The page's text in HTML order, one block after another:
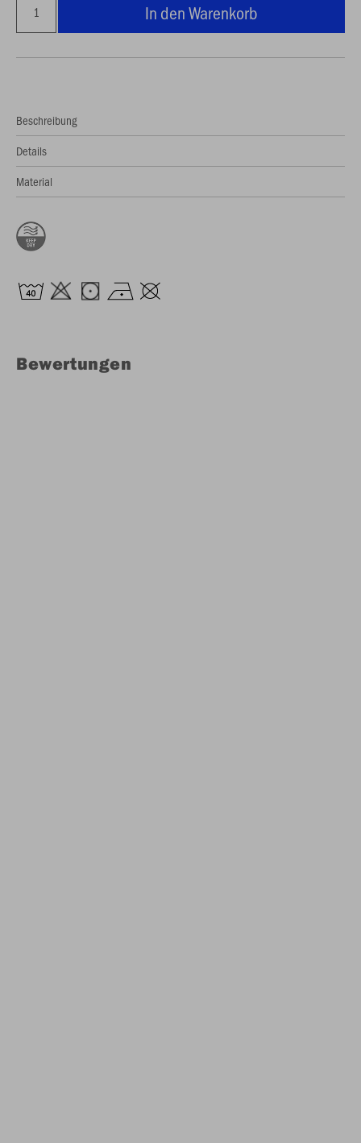
In den Warenkorb
Beschreibung
Details
Material
Bewertungen